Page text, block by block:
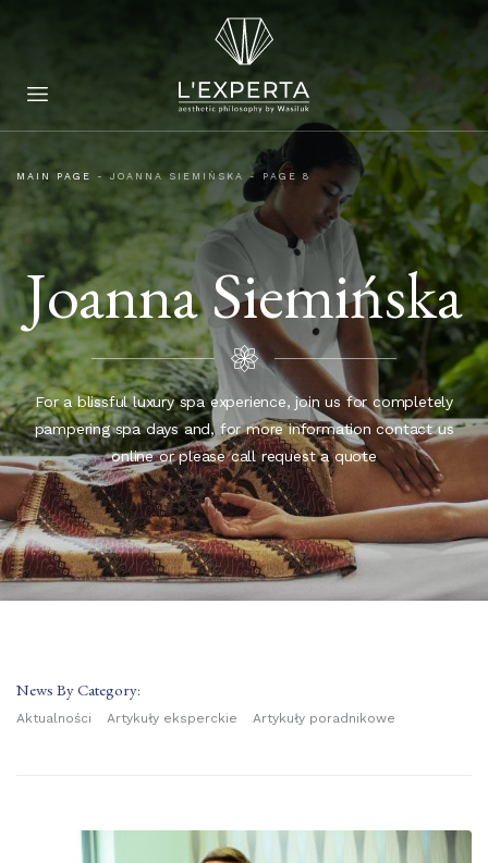
MAIN PAGE - JOANNA SIEMIŃSKA - PAGE 8
Joanna Siemińska
For a blissful luxury spa experience, join us for completely
pampering spa days and, for more information contact us
online or please call request a quote
News By Category:
Aktualności Artykuły eksperckie Artykuły poradnikowe